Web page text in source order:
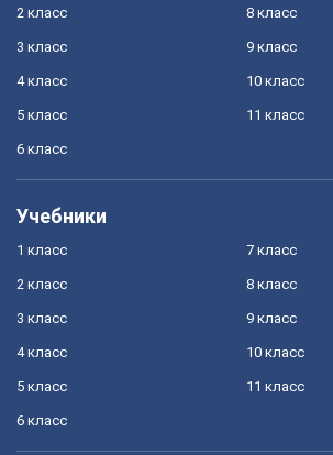
2 класс
3 класс
4 класс
5 класс
6 класс
8 класс
9 класс
10 класс
11 класс
Учебники
1 класс
2 класс
3 класс
4 класс
5 класс
6 класс
7 класс
8 класс
9 класс
10 класс
11 класс